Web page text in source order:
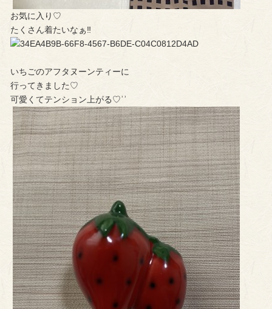
お気に入り♡︎
たくさん着たいなぁ‼︎
いちごのアフタヌーンティーに
行ってきました♡
可愛くてテンション上がる♡︎ʾʾ